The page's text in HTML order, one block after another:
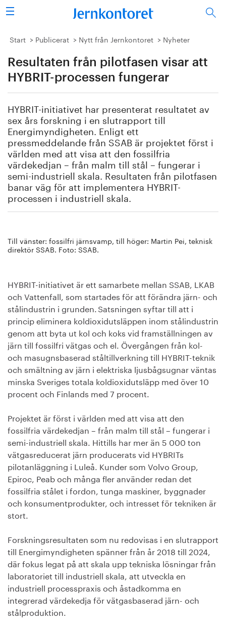
Sök
Stålindustrin
Vision 2050
Energi/miljö
Vi tycker
Publicerat
Bildbank
Om oss
Start Publicerat Nytt från Jernkontoret Nyheter
Resultaten från pilotfasen visar att
HYBRIT-processen fungerar
HYBRIT-initiativet har presenterat resultatet av
sex års forskning i en slutrapport till
Energimyndigheten. Enligt ett
pressmeddelande från SSAB är projektet först i
världen med att visa att den fossilfria
värdekedjan – från malm till stål – fungerar i
semi-industriell skala. Resultaten från pilotfasen
banar väg för att implementera HYBRIT-
processen i industriell skala.
Till vänster: fossilfri järnsvamp, till höger: Martin Pei, teknisk
direktör SSAB. Foto: SSAB.
HYBRIT-initiativet är ett samarbete mellan SSAB, LKAB
och Vattenfall, som startades för att förändra järn- och
stålindustrin i grunden. Satsningen syftar till att i
princip eliminera koldioxidutsläppen inom stålindustrin
genom att byta ut kol och koks vid framställningen av
järn till fossilfri vätgas och el. Övergången från kol-
och masugnsbaserad ståltillverkning till HYBRIT-teknik
och smältning av järn i elektriska ljusbågsugnar väntas
minska Sveriges totala koldioxidutsläpp med över 10
procent och Finlands med 7 procent.
Projektet är först i världen med att visa att den
fossilfria värdekedjan – från malm till stål – fungerar i
semi-industriell skala. Hittills har mer än 5 000 ton
vätgasreducerat järn producerats vid HYBRITs
pilotanläggning i Luleå. Kunder som Volvo Group,
Epiroc, Peab och många fler använder redan det
fossilfria stålet i fordon, tunga maskiner, byggnader
och konsumentprodukter, och intresset för tekniken är
stort.
Forskningsresultaten som nu redovisas i en slutrapport
till Energimyndigheten spänner från år 2018 till 2024,
där fokus legat på att skala upp tekniska lösningar från
laboratoriet till industriell skala, att utveckla en
industriell processpraxis och åstadkomma en
integrerad värdekedja för vätgasbaserad järn- och
stålproduktion.